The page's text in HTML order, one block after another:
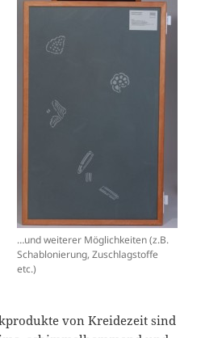
…und weiterer Möglichkeiten (z.B.
Schablonierung, Zuschlagstoffe
etc.)
von Kreidezeit sind